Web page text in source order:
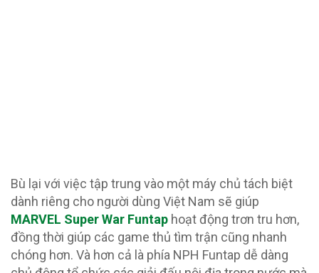
Bù lại với việc tập trung vào một máy chủ tách biệt
dành riêng cho người dùng Việt Nam sẽ giúp
MARVEL Super War Funtap hoạt động trơn tru hơn,
đồng thời giúp các game thủ tìm trận cũng nhanh
chóng hơn. Và hơn cả là phía NPH Funtap dễ dàng